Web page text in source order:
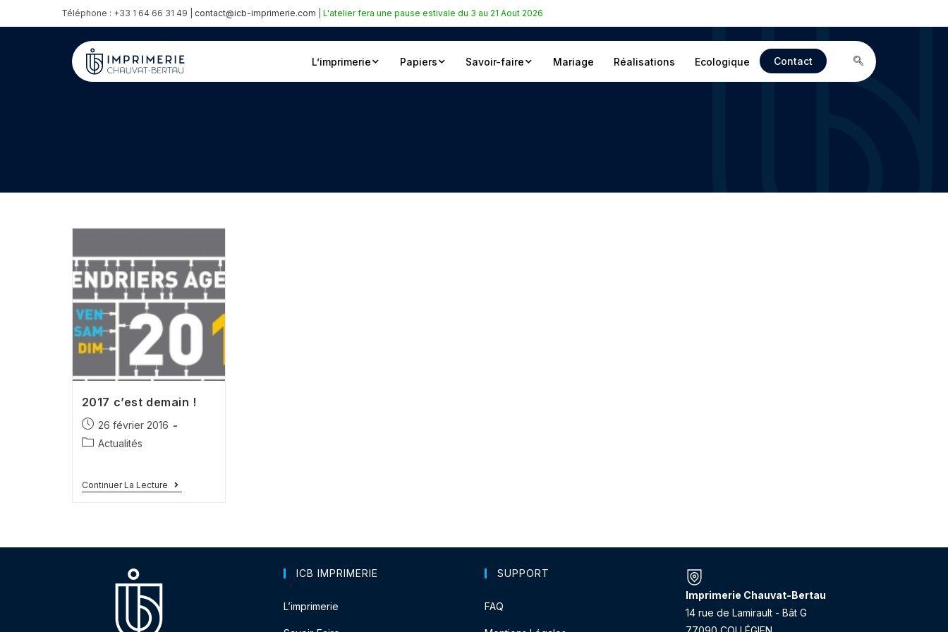
Téléphone : +33 1 64 66 31 49 | contact@icb-imprimerie.com L'atelier fera une pause estivale du 3 au 21 Aout 2026
L’imprimerie Papiers Savoir-faire Mariage Réalisations Ecologique Contact
2017 c’est demain !
26 février 2016
Actualités
Continuer La Lecture
ICB IMPRIMERIE
L’imprimerie
SUPPORT
FAQ
Imprimerie Chauvat-Bertau
14 rue de Lamirault - Bât G